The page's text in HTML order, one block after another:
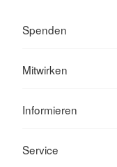
Spenden
Mitwirken
Informieren
Service